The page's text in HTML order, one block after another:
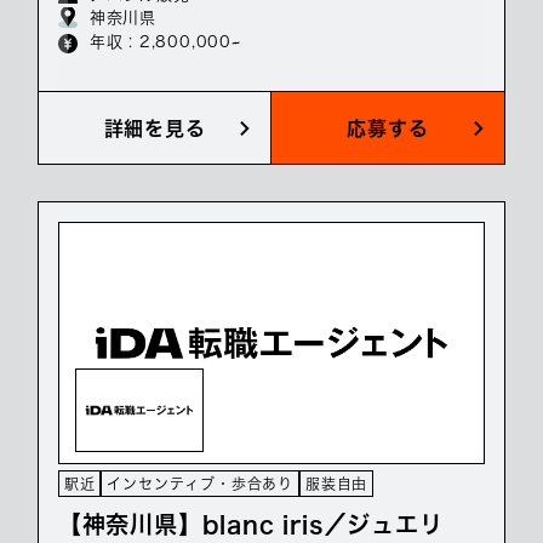
神奈川県
年収 : 2,800,000~
詳細を見る 応募する
駅近 インセンティブ・歩合あり 服装自由
【神奈川県】blanc iris／ジュエリ